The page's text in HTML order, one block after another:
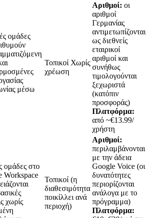
ομάδες
μέσω
Τοπικοί Χωρίς
χρέωση
Αριθμοί: οι
αριθμοί
Γερμανίας
αντιμετωπίζονται
ως διεθνείς
εταιρικοί
αριθμοί και
συνήθως
τιμολογούνται
ξεχωριστά
(κατόπιν
προσφοράς)
Πλατφόρμα:
από ~€13.99/
χρήστη
ομάδες στο
Workspace
χωρίς
Τοπικοί (η
διαθεσιμότητα
ποικίλλει ανά
περιοχή)
Αριθμοί:
περιλαμβάνονται
με την άδεια
Google Voice (οι
δυνατότητες
περιορίζονται
ανάλογα με το
πρόγραμμα)
Πλατφόρμα: